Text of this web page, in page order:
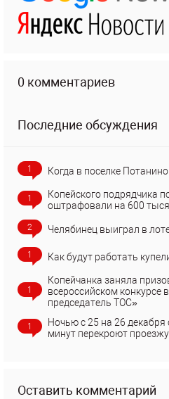
0 комментариев
Последние обсуждения
1 Когда в поселке
1
Копейского подрядчика
оштрафовали на 600
2 Челябинец выиграл в
1 Как будут работать
1
Копейчанка заняла
всероссийском
председатель ТОС»
1
Ночью с 25 на 26
минут перекроют
Оставить комментарий